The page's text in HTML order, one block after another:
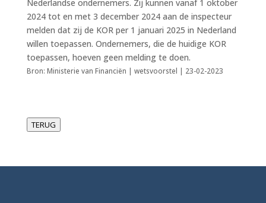
Nederlandse ondernemers. Zij kunnen vanaf 1 oktober
2024 tot en met 3 december 2024 aan de inspecteur
melden dat zij de KOR per 1 januari 2025 in Nederland
willen toepassen. Ondernemers, die de huidige KOR
toepassen, hoeven geen melding te doen.
Bron: Ministerie van Financiën | wetsvoorstel | 23-02-2023
TERUG